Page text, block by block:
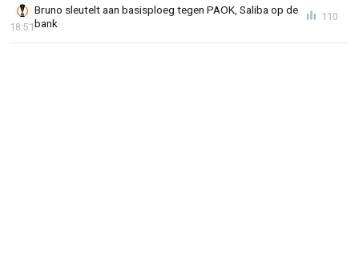
Bruno sleutelt aan basisploeg tegen PAOK, Saliba op de
bank
18:51
110